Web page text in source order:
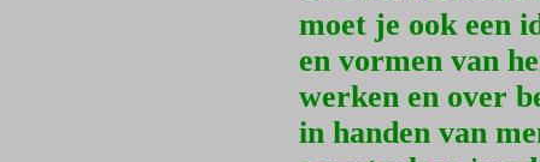
moet je ook een
en vormen van
werken en over
in handen van